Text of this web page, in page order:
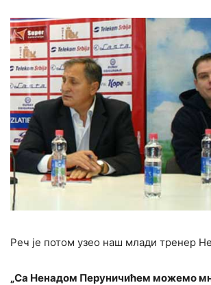
Реч је потом узео наш млади тренер
„Са Ненадом Перуничићем можемо